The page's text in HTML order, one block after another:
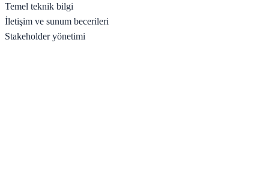
Temel teknik bilgi
İletişim ve sunum becerileri
Stakeholder yönetimi